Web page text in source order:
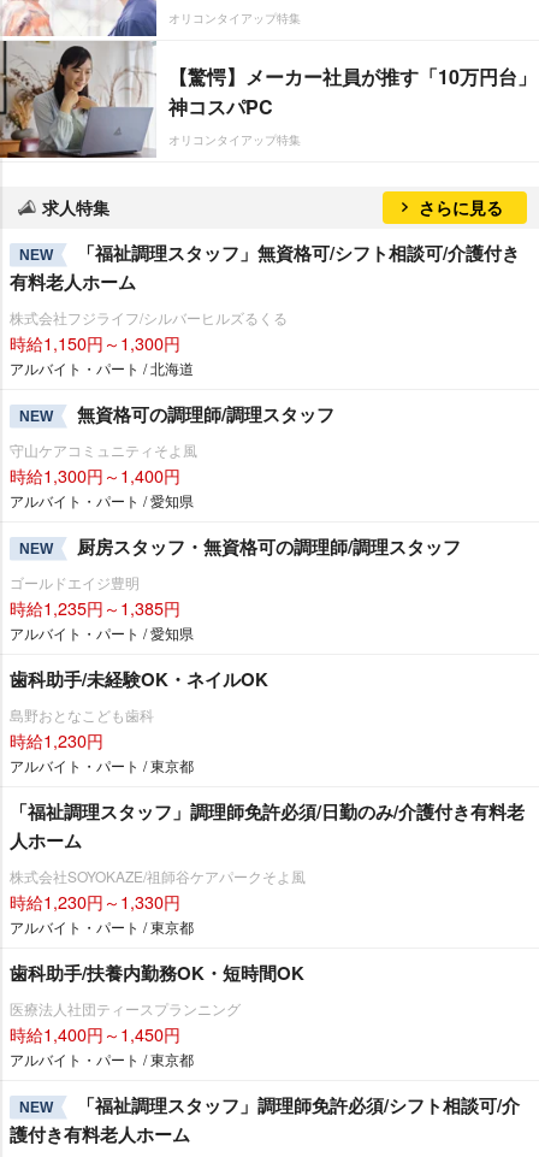
オリコンタイアップ特集
【驚愕】メーカー社員が推す「10万円台」
神コスパPC
オリコンタイアップ特集
求人特集 さらに見る
NEW
「福祉調理スタッフ」無資格可/シフト相談可/介護付き
有料老人ホーム
株式会社フジライフ/シルバーヒルズるくる
時給1,150円～1,300円
アルバイト・パート / 北海道
NEW 無資格可の調理師/調理スタッフ
守山ケアコミュニティそよ風
時給1,300円～1,400円
アルバイト・パート / 愛知県
NEW 厨房スタッフ・無資格可の調理師/調理スタッフ
ゴールドエイジ豊明
時給1,235円～1,385円
アルバイト・パート / 愛知県
歯科助手/未経験OK・ネイルOK
島野おとなこども歯科
時給1,230円
アルバイト・パート / 東京都
「福祉調理スタッフ」調理師免許必須/日勤のみ/介護付き有料老
人ホーム
株式会社SOYOKAZE/祖師谷ケアパークそよ風
時給1,230円～1,330円
アルバイト・パート / 東京都
歯科助手/扶養内勤務OK・短時間OK
医療法人社団ティースプランニング
時給1,400円～1,450円
アルバイト・パート / 東京都
NEW
「福祉調理スタッフ」調理師免許必須/シフト相談可/介
護付き有料老人ホーム